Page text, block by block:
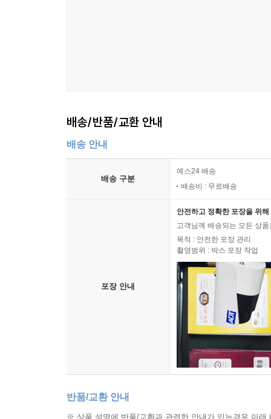
배송/반품/교환 안내
배송 안내
배송 구분
예스24 배송
배송비 : 무료배송
포장 안내
안전하고 정확한 포장을 위
고객님께 배송되는 모든 상
목적 : 안전한 포장 관리
촬영범위 : 박스 포장 작업
반품/교환 안내
※ 상품 설명에 반품/교환과 관련한 안내가 있는경우 아